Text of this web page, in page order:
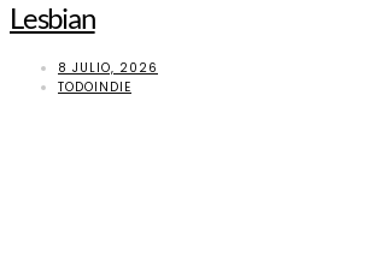
Lesbian
8 JULIO, 2026
TODOINDIE